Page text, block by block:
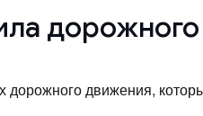
дорожного движения,